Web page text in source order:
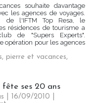
souhaite davantage
les agences de voyages.
de l'IFTM Top Resa, le
résidences de tourisme a
de "Supers Experts".
opération pour les agences
, pierre et vacances,
fête ses 20 ans
| 16/09/2010